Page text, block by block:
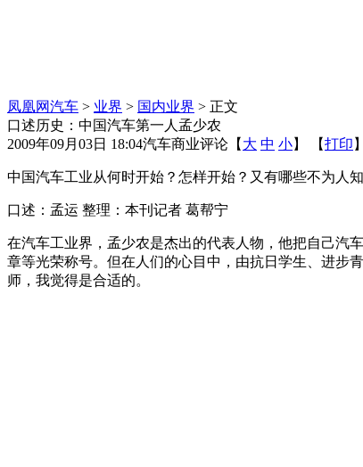
凤凰网汽车 > 业界 > 国内业界 > 正文
口述历史：中国汽车第一人孟少农
2009年09月03日 18:04汽车商业评论 【 大 中 小】 【打印 】
中国汽车工业从何时开始？怎样开始？又有哪些不为人
口述：孟运 整理：本刊记者 葛帮宁
在汽车工业界，孟少农是杰出的代表人物，他把自己汽
章等光荣称号。但在人们的心目中，由抗日学生、进步
师，我觉得是合适的。